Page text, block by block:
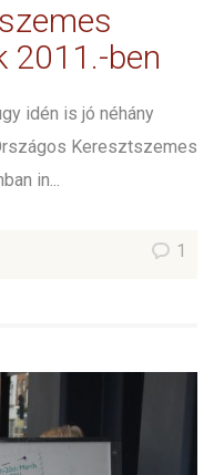
2011.-ben
idén is jó néhány
Keresztszemes
in...
1